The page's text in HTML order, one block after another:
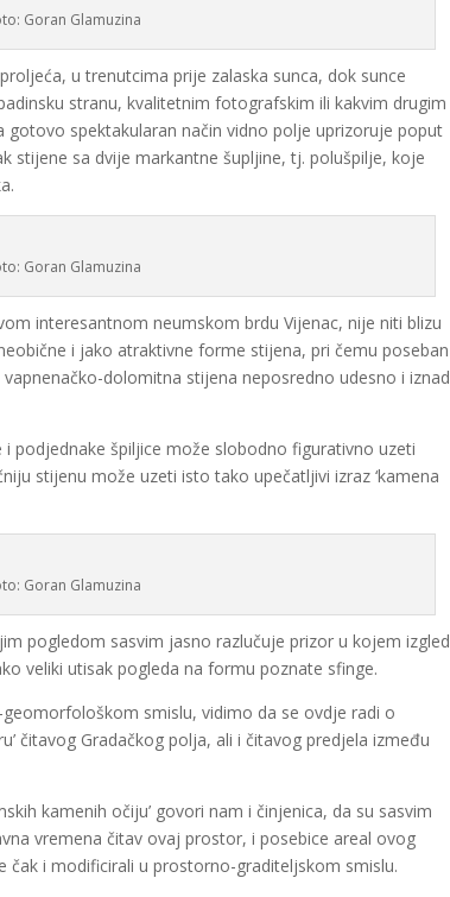
Goran Glamuzina
u trenutcima prije zalaska sunca, dok sunce
stranu, kvalitetnim fotografskim ili kakvim drugim
gotovo spektakularan način vidno polje uprizoruje poput
stijene sa dvije markantne šupljine, tj. polušpilje, koje
Goran Glamuzina
interesantnom neumskom brdu Vijenac, nije niti blizu
i jako atraktivne forme stijena, pri čemu poseban
dolomitna stijena neposredno udesno i iznad
podjednake špiljice može slobodno figurativno uzeti
stijenu može uzeti isto tako upečatljivi izraz ‘kamena
Goran Glamuzina
pogledom sasvim jasno razlučuje prizor u kojem izgled
veliki utisak pogleda na formu poznate sfinge.
smislu, vidimo da se ovdje radi o
čitavog Gradačkog polja, ali i čitavog predjela između
kamenih očiju’ govori nam i činjenica, da su sasvim
vremena čitav ovaj prostor, i posebice areal ovog
čak i modificirali u prostorno-graditeljskom smislu.